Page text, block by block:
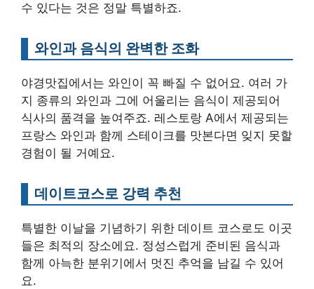
수 있다는 것은 정말 특별하죠.
와인과 음식의 완벽한 조화
야경맛집에서는 와인이 꼭 빠질 수 없어요. 여러 가
지 종류의 와인과 그에 어울리는 음식이 제공되어
식사의 품격을 높여주죠. 레스토랑 A에서 제공되는
프랑스 와인과 함께 스테이크를 맛본다면 잊지 못할
경험이 될 거예요.
데이트코스로 강력 추천
특별한 이날을 기념하기 위한 데이트 코스로도 이곳
들은 최적의 장소에요. 정성스럽게 준비된 음식과
함께 아늑한 분위기에서 멋진 추억을 남길 수 있어
요.